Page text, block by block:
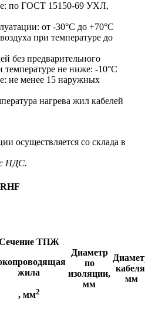
по ГОСТ 15150-69 УХЛ,
от -30°С до +70°С
при температуре до
без предварительного
температуре не ниже: -10°С
не менее 15 наружных
нагрева жил кабелей
осуществляется со склада в
НДС.
ТПЖ
жила
, мм2
Диаметр
по
изоляции,
мм
мм